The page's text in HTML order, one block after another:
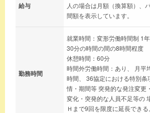
給与
人の場合は月額（換算額）、
間額を表示しています。
勤務時間
就業時間：変形労働時間制 1
30分の時間の間の8時間程度
休憩時間：60分
時間外労働時間：あり、 月平
時間、 36協定における特別条
情・期間等 突発的な発注変更
変化・突発的な人員不足等の
Ｈまで9回を限度に延長できる。